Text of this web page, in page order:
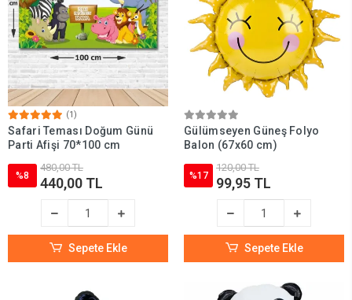
(1)
Safari Teması Doğum Günü
Parti Afişi 70*100 cm
%8
480,00 TL
440,00 TL
Sepete Ekle
Gülümseyen Güneş Folyo
Balon (67x60 cm)
%17
120,00 TL
99,95 TL
Sepete Ekle